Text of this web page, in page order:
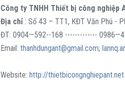
Công ty TNHH Thiết bị công nghiệp
Địa chỉ : Số 43 – TT1, KĐT Văn Phú -
ĐT: 0904—592--168 -------------
Email: thanhdungant@gmail.com;
Website: http://thietbicongnghiepant.net